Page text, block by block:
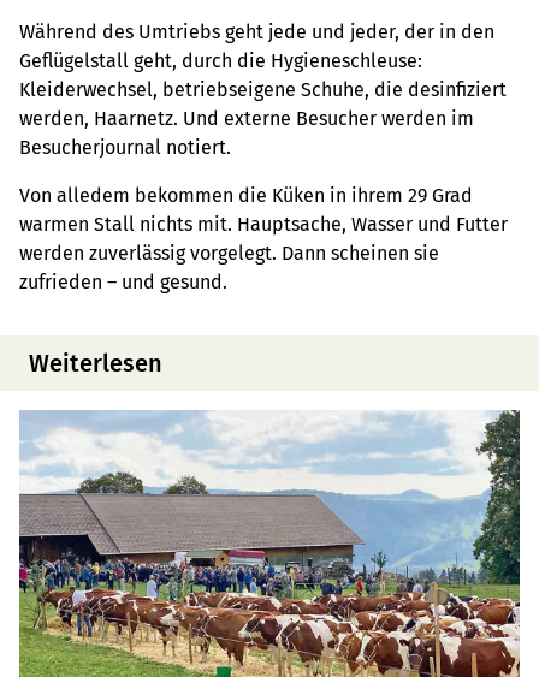
Während des Umtriebs geht jede und jeder, der in den
Geflügelstall geht, durch die Hygieneschleuse:
Kleiderwechsel, betriebseigene Schuhe, die desinfiziert
werden, Haarnetz. Und externe Besucher werden im
Besucherjournal notiert.
Von alledem bekommen die Küken in ihrem 29 Grad
warmen Stall nichts mit. Hauptsache, Wasser und Futter
werden zuverlässig vorgelegt. Dann scheinen sie
zufrieden – und gesund.
Weiterlesen